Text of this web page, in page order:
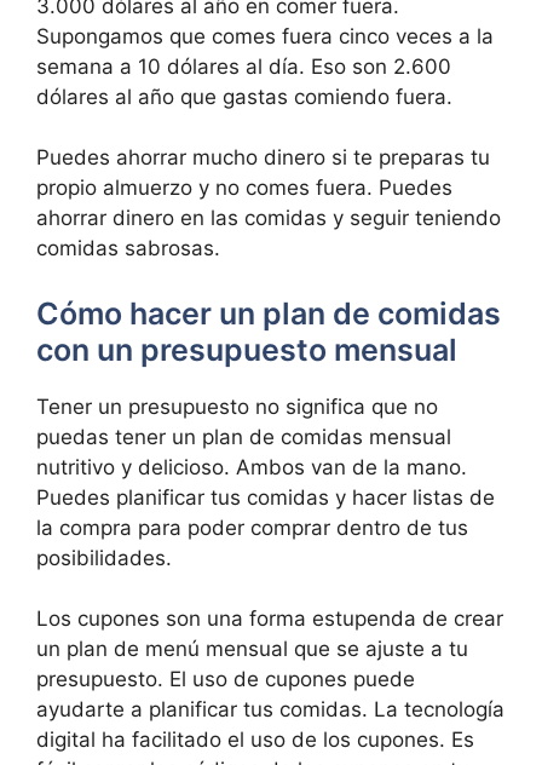
3.000 dólares al año en comer fuera.
Supongamos que comes fuera cinco veces a la
semana a 10 dólares al día. Eso son 2.600
dólares al año que gastas comiendo fuera.
Puedes ahorrar mucho dinero si te preparas tu
propio almuerzo y no comes fuera. Puedes
ahorrar dinero en las comidas y seguir teniendo
comidas sabrosas.
Cómo hacer un plan de comidas
con un presupuesto mensual
Tener un presupuesto no significa que no
puedas tener un plan de comidas mensual
nutritivo y delicioso. Ambos van de la mano.
Puedes planificar tus comidas y hacer listas de
la compra para poder comprar dentro de tus
posibilidades.
Los cupones son una forma estupenda de crear
un plan de menú mensual que se ajuste a tu
presupuesto. El uso de cupones puede
ayudarte a planificar tus comidas. La tecnología
digital ha facilitado el uso de los cupones. Es